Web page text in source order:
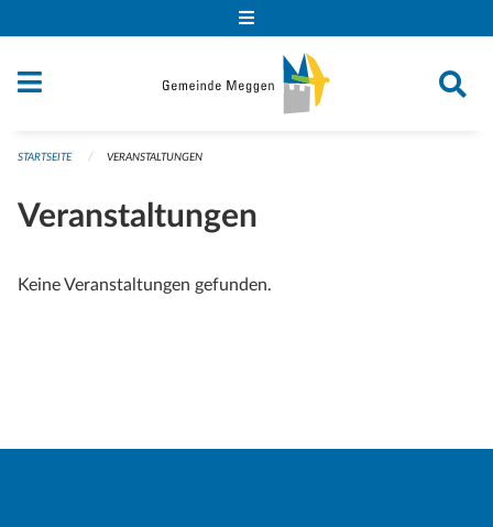
STARTSEITE VERANSTALTUNGEN
Veranstaltungen
Keine Veranstaltungen gefunden.